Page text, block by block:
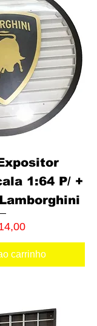
1:64 P/ +
carrinho